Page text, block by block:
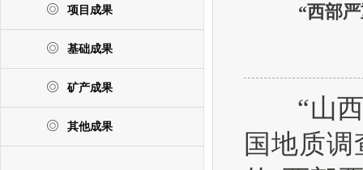
项目成果
基础成果
矿产成果
其他成果
“西部
“山西
国地质